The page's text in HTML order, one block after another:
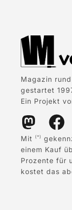
Magazin
gestartet
Ein Projekt
Mit (*)
einem Kauf
Prozente für
kostet das